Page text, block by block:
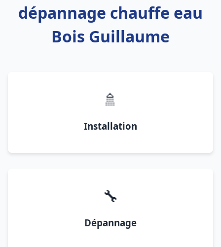
dépannage chauffe eau
Bois Guillaume
🚿
Installation
🔧
Dépannage